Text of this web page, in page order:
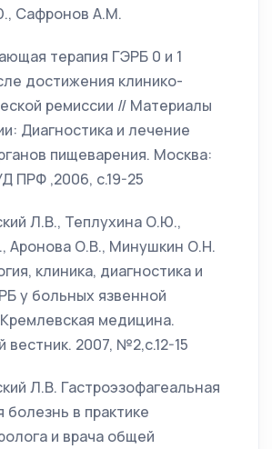
Сафронов А.М.
терапия ГЭРБ 0 и 1
достижения клинико-
ремиссии // Материалы
Диагностика и лечение
пищеварения. Москва:
ПРФ ,2006, с.19-25
Л.В., Теплухина О.Ю.,
Аронова О.В., Минушкин О.Н.
клиника, диагностика и
у больных язвенной
медицина.
вестник. 2007, №2,с.12-15
Л.В. Гастроэзофагеальная
в практике
и врача общей